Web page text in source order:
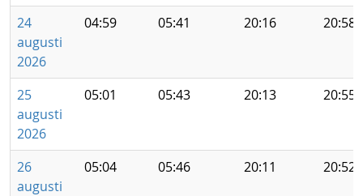
24
augusti
2026
04:59 05:41 20:16 20:58
25
augusti
2026
05:01 05:43 20:13 20:55
26
augusti
05:04 05:46 20:11 20:52